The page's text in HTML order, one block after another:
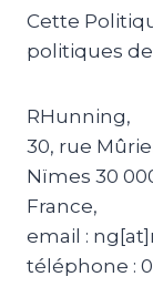
Cette
politiques de
RHunning,
30, rue
Nïmes 30
France,
email :
téléphone :